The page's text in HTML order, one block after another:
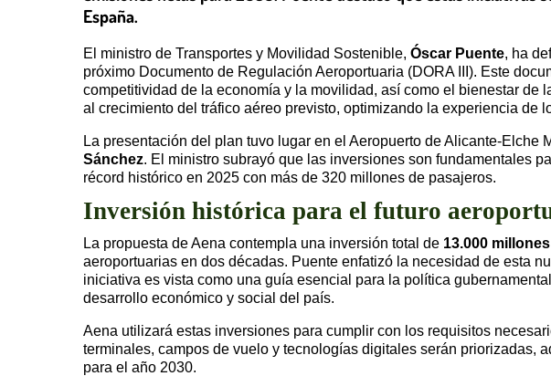
España.
El ministro de Transportes y Movilidad Sostenible, Óscar Puente, ha
próximo Documento de Regulación Aeroportuaria (DORA III). Este
competitividad de la economía y la movilidad, así como el bienestar
al crecimiento del tráfico aéreo previsto, optimizando la experiencia de
La presentación del plan tuvo lugar en el Aeropuerto de Alicante-
Sánchez. El ministro subrayó que las inversiones son fundamentales
récord histórico en 2025 con más de 320 millones de pasajeros.
Inversión histórica para el futuro
La propuesta de Aena contempla una inversión total de 13.000
aeroportuarias en dos décadas. Puente enfatizó la necesidad de esta
iniciativa es vista como una guía esencial para la política
desarrollo económico y social del país.
Aena utilizará estas inversiones para cumplir con los requisitos
terminales, campos de vuelo y tecnologías digitales serán priorizadas,
para el año 2030.